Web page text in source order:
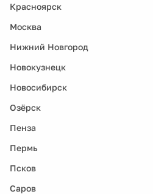
Красноярск
Москва
Нижний Новгород
Новокузнецк
Новосибирск
Озёрск
Пенза
Пермь
Псков
Саров